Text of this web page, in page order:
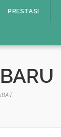
PRESTASI